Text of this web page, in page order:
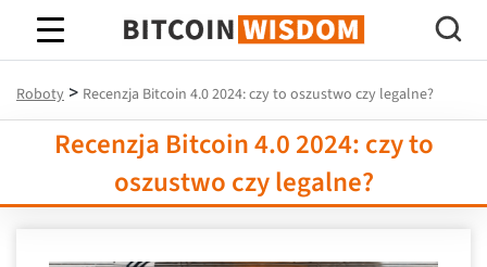
Mądrość Bitcoina
Roboty > Recenzja Bitcoin 4.0 2024: czy to oszustwo czy legalne?
Recenzja Bitcoin 4.0 2024: czy to
oszustwo czy legalne?